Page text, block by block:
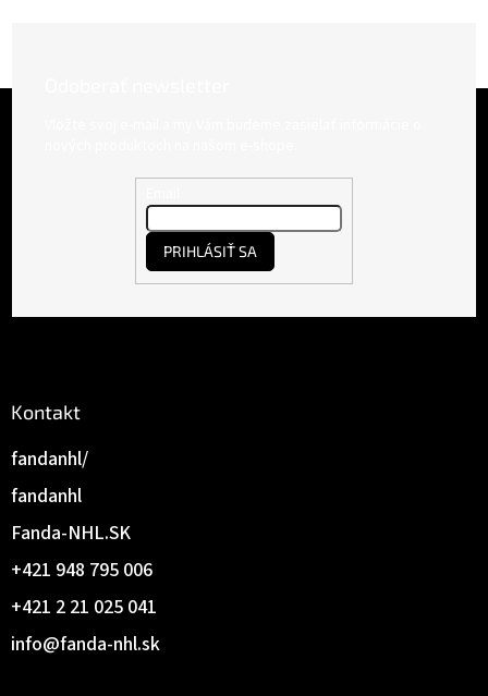
Kontakt
info@fanda-nhl.sk
+421 2 21 025 041
+421 948 795 006
Fanda-NHL.SK
fandanhl
fandanhl/
PRIHLÁSIŤ SA